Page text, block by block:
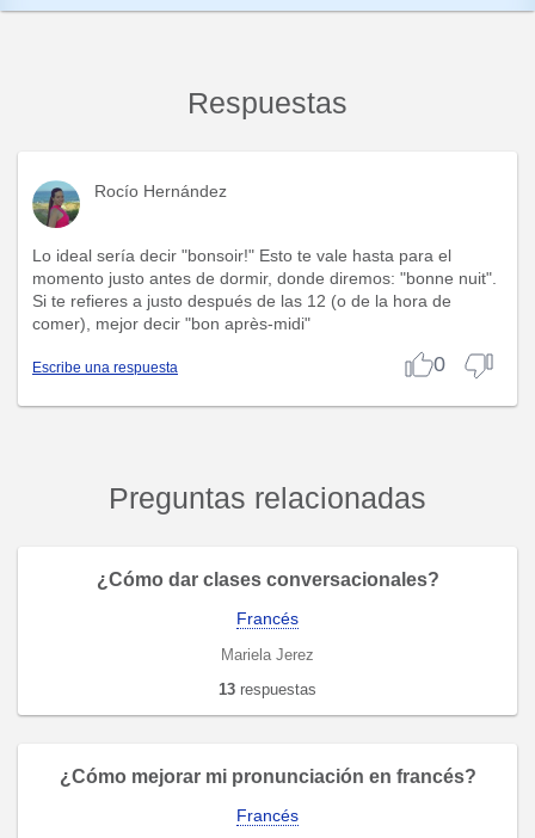
Respuestas
Rocío Hernández
Lo ideal sería decir "bonsoir!" Esto te vale hasta para el
momento justo antes de dormir, donde diremos: "bonne nuit".
Si te refieres a justo después de las 12 (o de la hora de
comer), mejor decir "bon après-midi"
Escribe una respuesta 0
Preguntas relacionadas
¿Cómo dar clases conversacionales?
Francés
Mariela Jerez
13 respuestas
¿Cómo mejorar mi pronunciación en francés?
Francés